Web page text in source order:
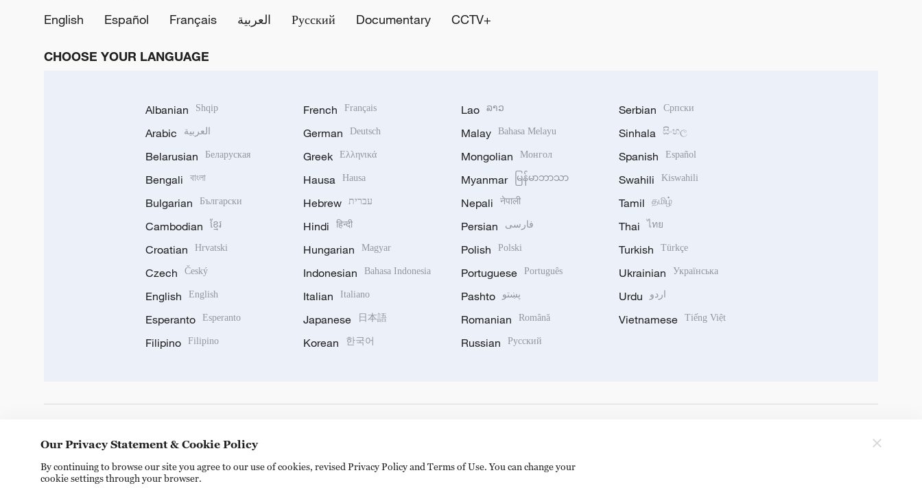
English
Español Français العربية Русский Documentary CCTV+
CHOOSE YOUR LANGUAGE
Albanian Shqip
Arabic العربية
Belarusian Беларуская
Bengali বাংলা
Bulgarian Български
Cambodian ខ្មែរ
Croatian Hrvatski
Czech Český
English English
Esperanto Esperanto
Filipino Filipino
French Français
German Deutsch
Greek Ελληνικά
Hausa Hausa
Hebrew עברית
Hindi हिन्दी
Hungarian Magyar
Indonesian Bahasa Indonesia
Italian Italiano
Japanese 日本語
Korean 한국어
Lao ລາວ
Malay Bahasa Melayu
Mongolian Монгол
Myanmar မြန်မာဘာသာ
Nepali नेपाली
Persian فارسی
Polish Polski
Portuguese Português
Pashto پښتو
Romanian Română
Russian Русский
Serbian Српски
Sinhala සිංහල
Spanish Español
Swahili Kiswahili
Tamil தமிழ்
Thai ไทย
Turkish Türkçe
Ukrainian Українська
Urdu اردو
Vietnamese Tiếng Việt
Our Privacy Statement & Cookie Policy
By continuing to browse our site you agree to our use of cookies, revised Privacy Policy and Terms of Use. You can change your
cookie settings through your browser.